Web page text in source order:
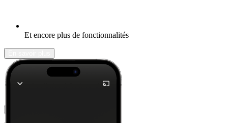
Et encore plus de fonctionnalités